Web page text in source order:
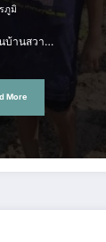
ภูมิ
นบ้านสวา…
More